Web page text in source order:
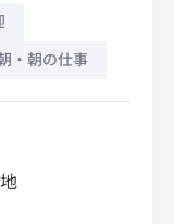
・朝の仕事